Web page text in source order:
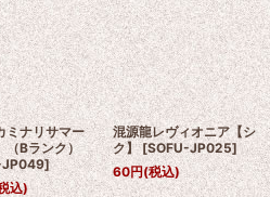
ミナリサマー
（Bランク）
JP049]
込)
混源龍レヴィオニア【シ
ク】 [SOFU-JP025]
60円(税込)